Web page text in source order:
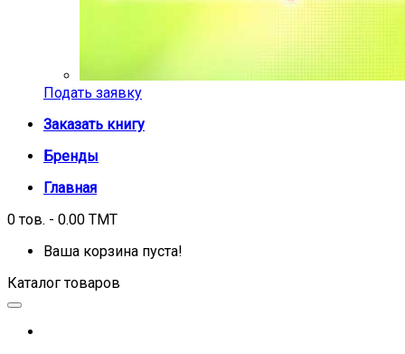
Подать заявку
Заказать книгу
Бренды
Главная
0 тов. - 0.00 TMT
Ваша корзина пуста!
Каталог товаров